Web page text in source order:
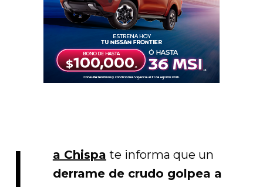
a Chispa te informa que un
derrame de crudo golpea a